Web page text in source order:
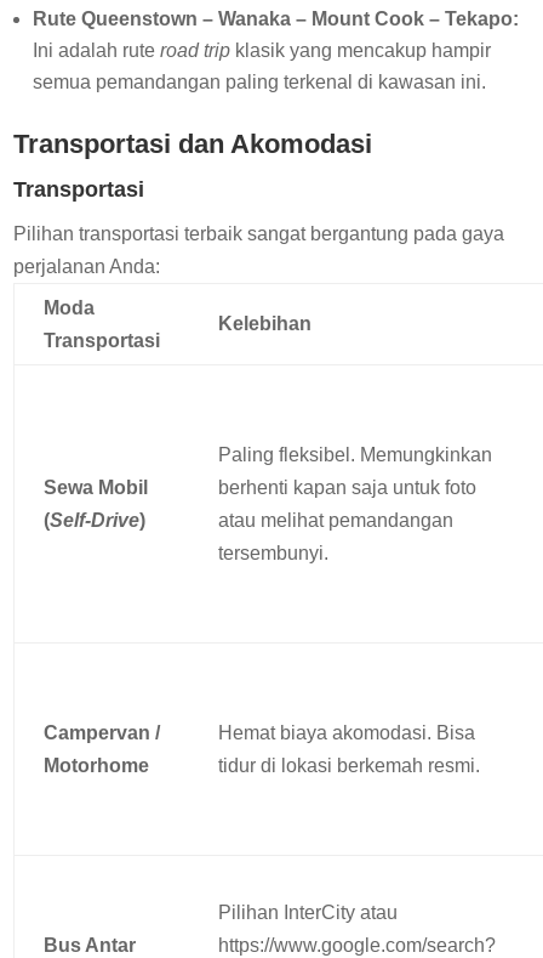
Rute Queenstown – Wanaka – Mount Cook – Tekapo:
Ini adalah ruteroad trip klasik yang mencakup hampir
semua pemandangan paling terkenal di kawasan ini.
Transportasi dan Akomodasi
Transportasi
Pilihan transportasi terbaik sangat bergantung pada gaya
perjalanan Anda:
Moda
Transportasi
Kelebihan
Sewa Mobil
(Self-Drive)
Paling fleksibel. Memungkinkan
berhenti kapan saja untuk foto
atau melihat pemandangan
tersembunyi.
Campervan /
Motorhome
Hemat biaya akomodasi. Bisa
tidur di lokasi berkemah resmi.
Bus Antar
Pilihan InterCity atau
https://www.google.com/search?